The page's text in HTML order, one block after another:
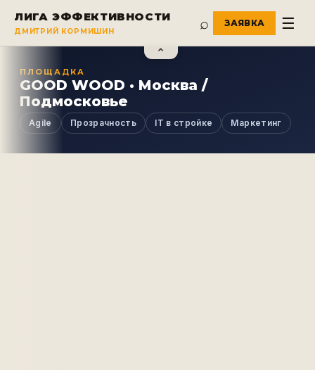
⌃
ЛИГА ЭФФЕКТИВНОСТИ
ДМИТРИЙ КОРМИШИН ⌕ ☰
ПЛОЩАДКА
GOOD WOOD · Москва /
Подмосковье
Agile Прозрачность IT в стройке Маркетинг